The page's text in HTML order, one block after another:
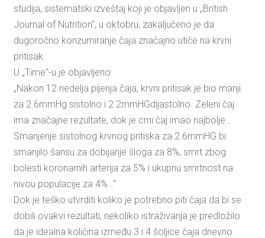
studija, sistematski izveštaj koji je objavljen u „British
Journal of Nutrition“, u oktobru, zakaljučeno je da
dugoročno konzumiranje čaja značajno utiče na krvni
pritisak.
U „Time“-u je objavljeno:
„Nakon 12 nedelja pijenja čaja, krvni pritisak je bio manji
za 2.6mmHg sistolno i 2.2mmHGdijastolno. Zeleni čaj
ima značajne rezultate, dok je crni čaj imao najbolje…
Smanjenje sistolnog krvnog pritiska za 2.6mmHG bi
smanjilo šansu za dobijanje šloga za 8%, smrt zbog
bolesti koronarnih arterija za 5% i ukupnu smrtnost na
nivou populacije za 4%…“
Dok je teško utvrditi koliko je potrebno piti čaja da bi se
dobili ovakvi rezultati, nekoliko istraživanja je predložilo
da je idealna količina između 3 i 4 šoljice čaja dnevno.